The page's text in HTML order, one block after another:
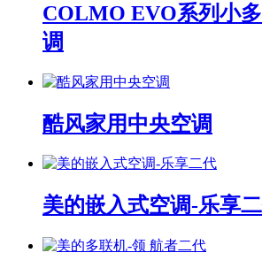
COLMO EVO系列小
调
酷风家用中央空调
美的嵌入式空调-乐享